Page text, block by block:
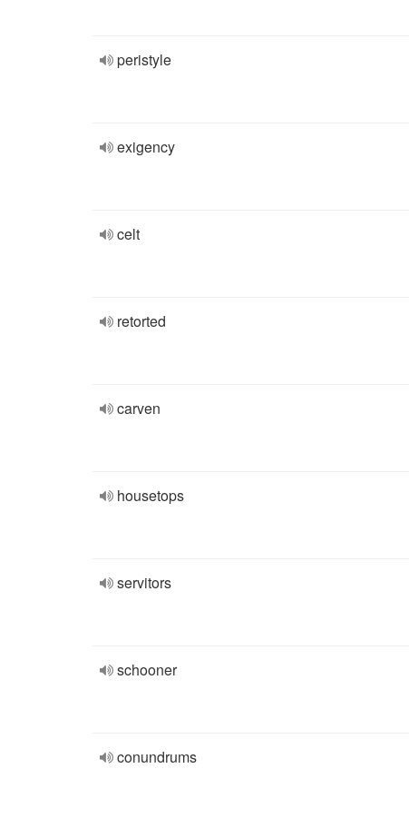
peristyle
exigency
celt
retorted
carven
housetops
servitors
schooner
conundrums